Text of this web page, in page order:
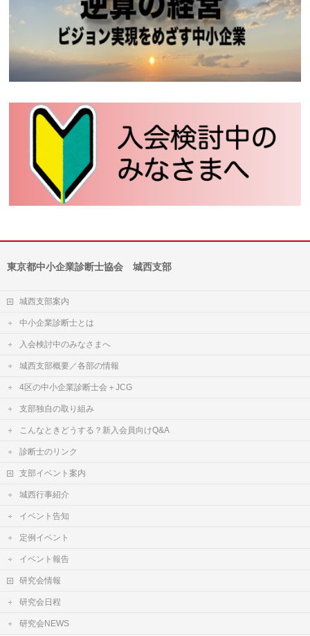
東京都中小企業診断士協会 城西支部
城西支部案内
中小企業診断士とは
入会検討中のみなさまへ
城西支部概要／各部の情報
4区の中小企業診断士会＋JCG
支部独自の取り組み
こんなときどうする？新入会員向けQ&A
診断士のリンク
支部イベント案内
城西行事紹介
イベント告知
定例イベント
イベント報告
研究会情報
研究会日程
研究会NEWS